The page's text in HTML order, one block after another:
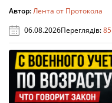
Автор:Лента от Протокола
06.08.2026Переглядів:85